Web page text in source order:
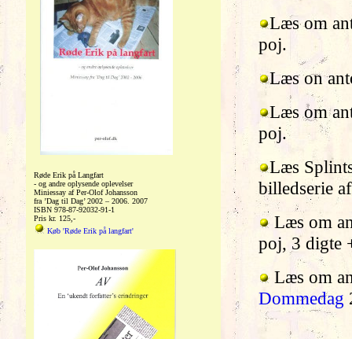
Røde Erik på Langfart
- og andre oplysende oplevelser
Miniessay af Per-Olof Johansson
fra ’Dag til Dag’ 2002 – 2006. 2007
ISBN 978-87-92032-91-1
Pris kr. 125,-
Køb 'Røde Erik på langfart'
Læs om
poj.
Læs on
Læs om
poj.
Læs
billedserie
Læs om
poj, 3 digte
Læs om
Dommedag